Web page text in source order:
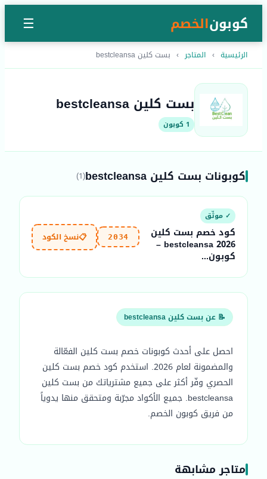
كوبونالخصم ☰
الرئيسية › المتاجر › بست كلين bestcleansa
بست كلين bestcleansa
1 كوبون
كوبونات بست كلين bestcleansa (1)
✓ موثّق
كود خصم بست كلين
bestcleansa 2026 –
كوبون...
2034
📋نسخ الكود
📝 عن بست كلين bestcleansa
احصل على أحدث كوبونات خصم بست كلين الفعّالة
والمضمونة لعام 2026. استخدم كود خصم بست كلين
الحصري وفّر أكثر على جميع مشترياتك من بست كلين
bestcleansa. جميع الأكواد مجرّبة ومتحقق منها يدوياً
من فريق كوبون الخصم.
متاجر مشابهة